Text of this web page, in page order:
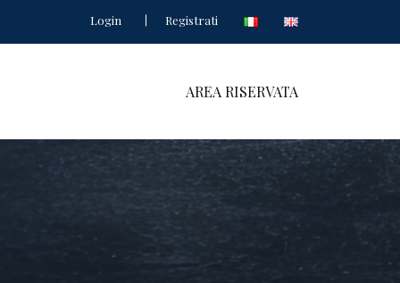
Login Registrati
AREA RISERVATA